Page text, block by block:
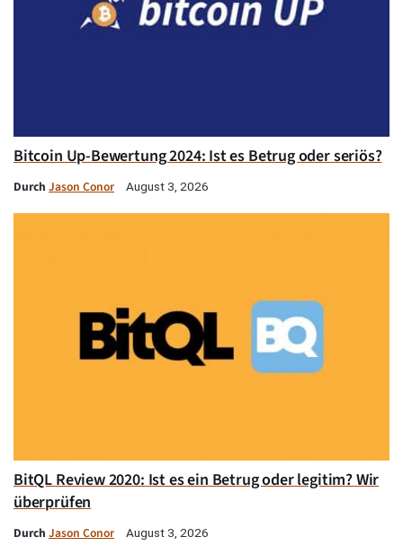
Bitcoin Up-Bewertung 2024: Ist es Betrug oder seriös?
Durch Jason Conor August 3, 2026
BitQL Review 2020: Ist es ein Betrug oder legitim? Wir
überprüfen
Durch Jason Conor August 3, 2026